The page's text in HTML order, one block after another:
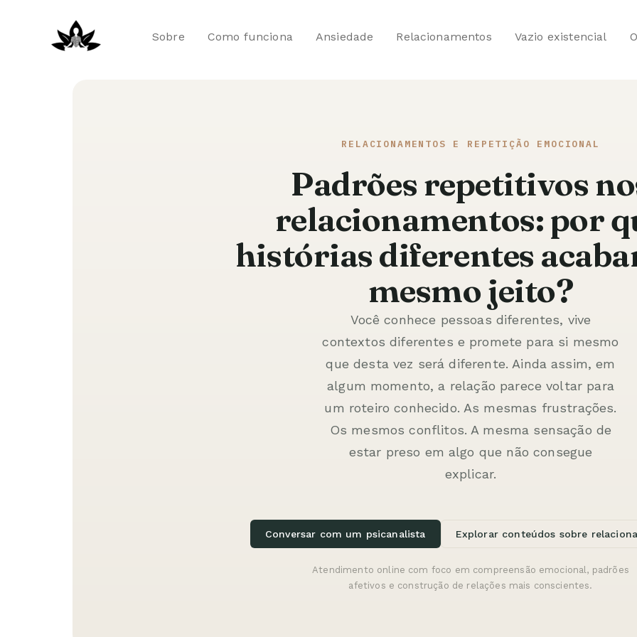
Sobre Como funciona Ansiedade Relacionamentos Vazio existencial
RELACIONAMENTOS E REPETIÇÃO EMOCIONAL
Padrões repetitivos
relacionamentos: por
histórias diferentes
mesmo jeito?
Você conhece pessoas diferentes, vive
contextos diferentes e promete para si mesmo
que desta vez será diferente. Ainda assim, em
algum momento, a relação parece voltar para
um roteiro conhecido. As mesmas frustrações.
Os mesmos conflitos. A mesma sensação de
estar preso em algo que não consegue
explicar.
Conversar com um psicanalista Explorar conteúdos sobre
Atendimento online com foco em compreensão emocional, padrões
afetivos e construção de relações mais conscientes.